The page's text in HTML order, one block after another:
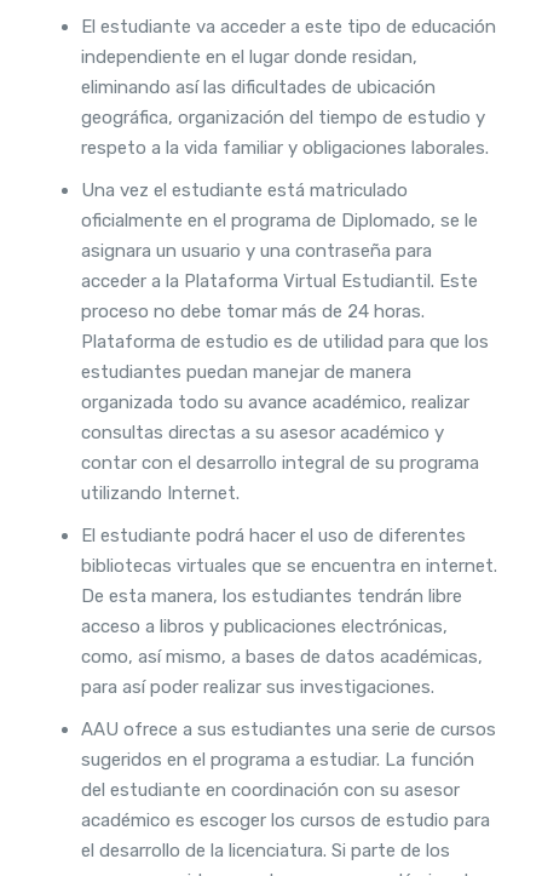
El estudiante va acceder a este tipo de educación
independiente en el lugar donde residan,
eliminando así las dificultades de ubicación
geográfica, organización del tiempo de estudio y
respeto a la vida familiar y obligaciones laborales.
Una vez el estudiante está matriculado
oficialmente en el programa de Diplomado, se le
asignara un usuario y una contraseña para
acceder a la Plataforma Virtual Estudiantil. Este
proceso no debe tomar más de 24 horas.
Plataforma de estudio es de utilidad para que los
estudiantes puedan manejar de manera
organizada todo su avance académico, realizar
consultas directas a su asesor académico y
contar con el desarrollo integral de su programa
utilizando Internet.
El estudiante podrá hacer el uso de diferentes
bibliotecas virtuales que se encuentra en internet.
De esta manera, los estudiantes tendrán libre
acceso a libros y publicaciones electrónicas,
como, así mismo, a bases de datos académicas,
para así poder realizar sus investigaciones.
AAU ofrece a sus estudiantes una serie de cursos
sugeridos en el programa a estudiar. La función
del estudiante en coordinación con su asesor
académico es escoger los cursos de estudio para
el desarrollo de la licenciatura. Si parte de los